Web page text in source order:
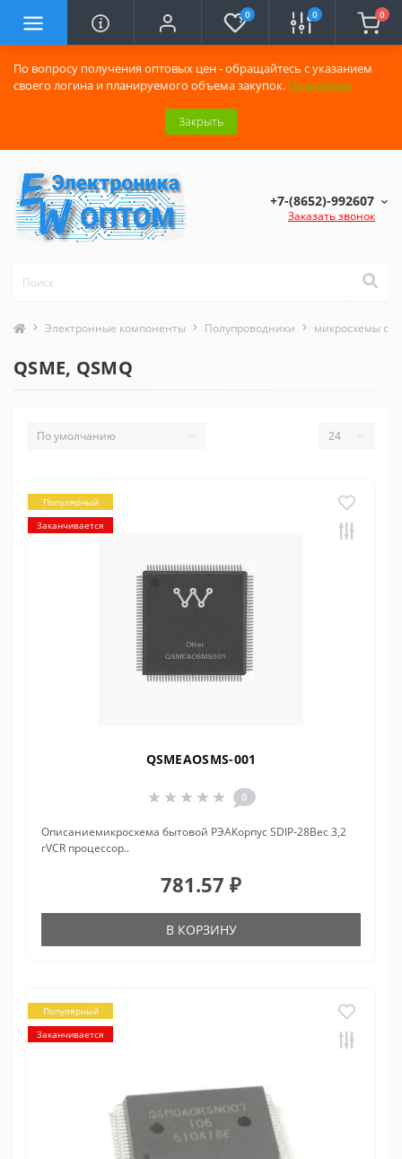
По вопросу получения оптовых цен - обращайтесь с указанием
своего логина и планируемого объема закупок. Подробнее
Закрыть
0 0 0
+7-(8652)-992607
Заказать звонок
Электронные компоненты Полупроводники микросхемы
QSME, QSMQ
Популярный
Заканчивается
QSMEAOSMS-001
0
Описаниемикросхема бытовой РЭАКорпус SDIP-28Вес 3,2
гVCR процессор..
781.57 ₽
В КОРЗИНУ
Популярный
Заканчивается